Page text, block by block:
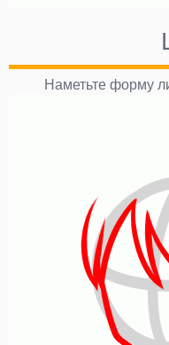
Наметьте форму